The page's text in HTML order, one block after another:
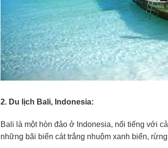
2. Du lịch Bali, Indonesia:
Bali là một hòn đảo ở Indonesia, nổi tiếng với
những bãi biển cát trắng nhuộm xanh biển,